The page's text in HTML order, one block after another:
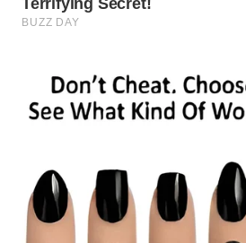
WN
WN
SOLO
BOROBUDUR
WN